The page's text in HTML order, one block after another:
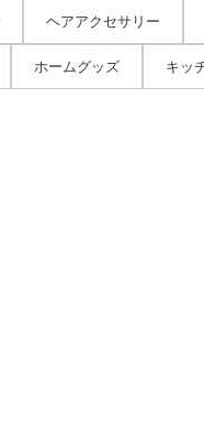
ヘアアクセサリー
ホームグッズ キッ